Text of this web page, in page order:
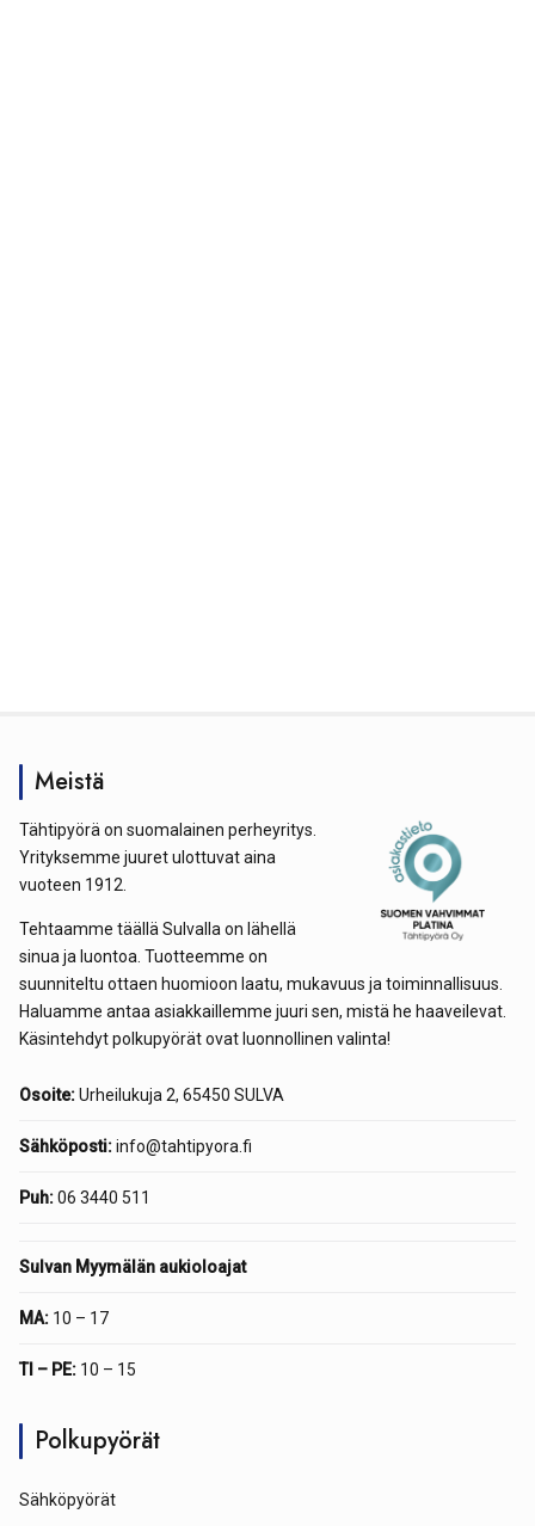
Meistä
Tähtipyörä on suomalainen perheyritys.
Yrityksemme juuret ulottuvat aina
vuoteen 1912.
Tehtaamme täällä Sulvalla on lähellä
sinua ja luontoa. Tuotteemme on
suunniteltu ottaen huomioon laatu, mukavuus ja toiminnallisuus.
Haluamme antaa asiakkaillemme juuri sen, mistä he haaveilevat.
Käsintehdyt polkupyörät ovat luonnollinen valinta!
Osoite:Urheilukuja 2, 65450 SULVA
Sähköposti:info@tahtipyora.fi
Puh:06 3440 511
Sulvan Myymälän aukioloajat
MA: 10 – 17
TI – PE: 10 – 15
Polkupyörät
Sähköpyörät